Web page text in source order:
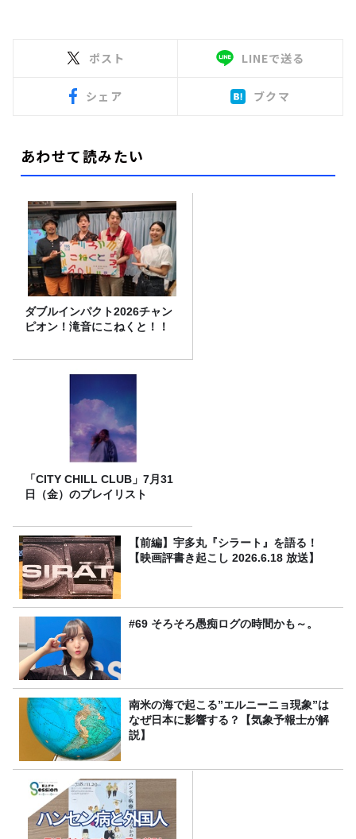
ポスト LINEで送る
シェア ブクマ
あわせて読みたい
ダブルインパクト2026チャン
ピオン！滝音にこねくと！！
「CITY CHILL CLUB」7月31
日（金）のプレイリスト
【前編】宇多丸『シラート』を語る！
【映画評書き起こし 2026.6.18 放送】
#69 そろそろ愚痴ログの時間かも～。
南米の海で起こる”エルニーニョ現象”は
なぜ日本に影響する？【気象予報士が解
説】